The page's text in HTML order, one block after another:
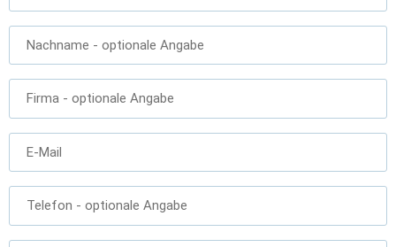
Nachname - optionale Angabe
Firma - optionale Angabe
E-Mail
Telefon - optionale Angabe